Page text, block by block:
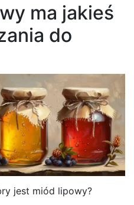
ma jakieś
do
jest miód lipowy?